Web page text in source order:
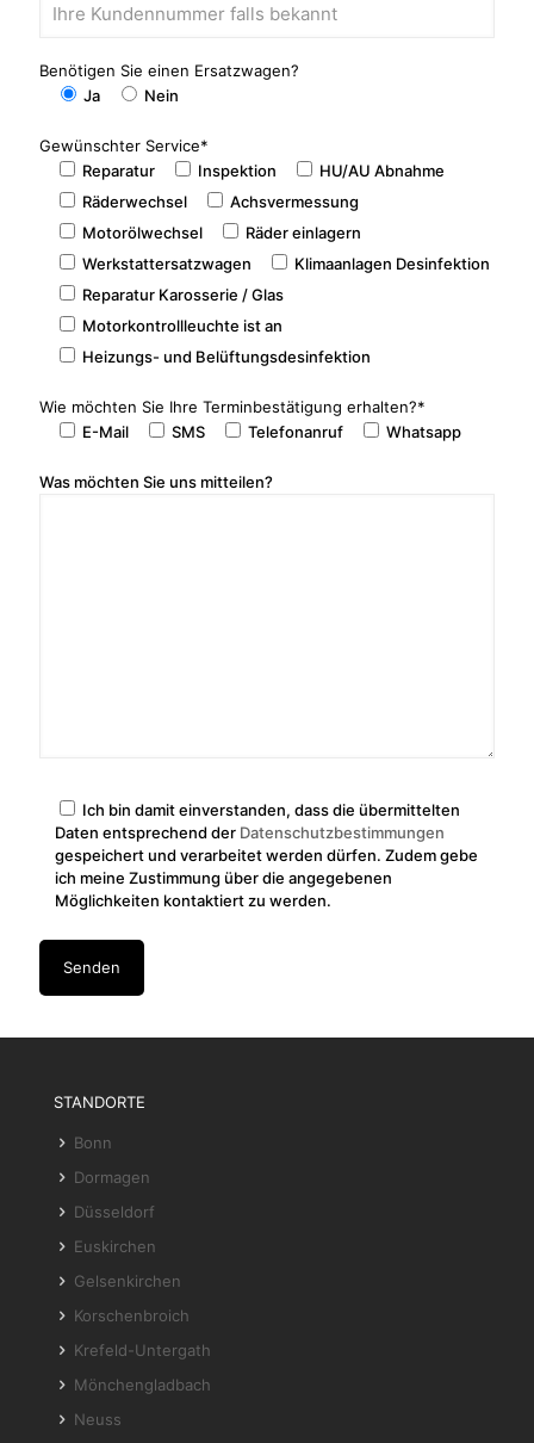
Benötigen Sie einen Ersatzwagen?
Ja
Nein
Gewünschter Service*
Reparatur
Inspektion
HU/AU Abnahme
Räderwechsel
Achsvermessung
Motorölwechsel
Räder einlagern
Werkstattersatzwagen
Klimaanlagen Desinfektion
Reparatur Karosserie / Glas
Motorkontrollleuchte ist an
Heizungs- und Belüftungsdesinfektion
Wie möchten Sie Ihre Terminbestätigung erhalten?*
E-Mail
SMS Telefonanruf Whatsapp
Was möchten Sie uns mitteilen?
Ich bin damit einverstanden, dass die übermittelten
Daten entsprechend der Datenschutzbestimmungen
gespeichert und verarbeitet werden dürfen. Zudem gebe
ich meine Zustimmung über die angegebenen
Möglichkeiten kontaktiert zu werden.
STANDORTE
Bonn
Dormagen
Düsseldorf
Euskirchen
Gelsenkirchen
Korschenbroich
Krefeld-Untergath
Mönchengladbach
Neuss